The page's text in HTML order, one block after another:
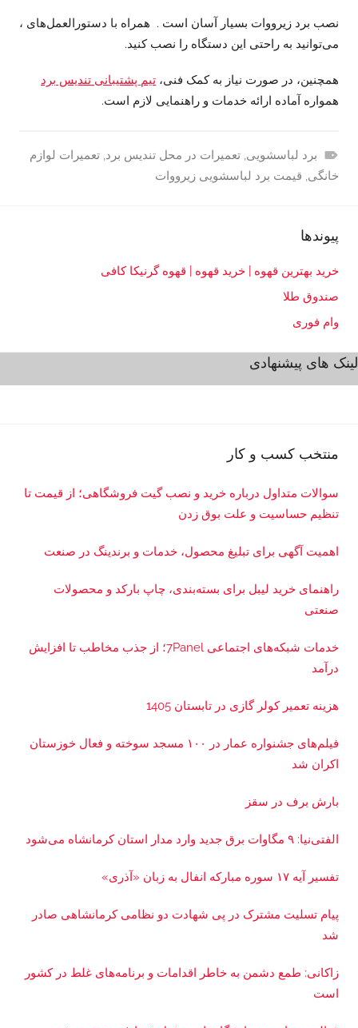
نصب برد زیرووات بسیار آسان است . همراه با دستورالعمل‌های ،
می‌توانید به راحتی این دستگاه را نصب کنید.
همچنین، در صورت نیاز به کمک فنی، تیم پشتیبانی تندیس برد
همواره آماده ارائه خدمات و راهنمایی لازم است.
ب
ا
و
ک
س
و
ک
برد لباسشویی,تعمیرات در محل تندیس برد,تعمیرات لوازم
خانگی, قیمت برد لباسشویی زیرووات
پیوندها
خرید بهترین قهوه | خرید قهوه | قهوه گرنیکا کافی
صندوق طلا
وام فوری
لینک های پیشنهادی
منتخب کسب و کار
سوالات متداول درباره خرید و نصب گیت فروشگاهی؛ از قیمت تا
تنظیم حساسیت و علت بوق زدن
اهمیت آگهی برای تبلیغ محصول، خدمات و برندینگ در صنعت
راهنمای خرید لیبل برای بسته‌بندی، چاپ بارکد و محصولات
صنعتی
خدمات شبکه‌های اجتماعی 7Panel؛ از جذب مخاطب تا افزایش
درآمد
هزینه تعمیر کولر گازی در تابستان 1405
فیلم‌های جشنواره عمار در ۱۰۰ مسجد سوخته و فعال خوزستان
اکران شد
بارش برف در سقز
الفتی‌نیا: ۹ مگاوات برق جدید وارد مدار استان کرمانشاه می‌شود
تفسیر آیه ۱۷ سوره مبارکه انفال به زبان «آذری»
پیام تسلیت مشترک در پی شهادت دو نظامی کرمانشاهی صادر
شد
زاکانی: طمع دشمن به خاطر اقدامات و برنامه‌های غلط در کشور
است